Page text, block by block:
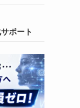
ポート